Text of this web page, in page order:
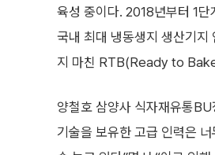
육성 중이다. 2018년부터 1
국내 최대 냉동생지 생산기
지 마친 RTB(Ready to
양철호 삼양사 식자재유통
기술을 보유한 고급 인력은